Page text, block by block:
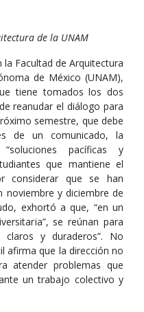
de la UNAM
Facultad de Arquitectura
de México (UNAM),
tiene tomados los dos
reanudar el diálogo para
semestre, que debe
de un comunicado, la
pacíficas y
que mantiene el
considerar que se han
noviembre y diciembre de
exhortó a que, “en un
se reúnan para
claros y duraderos”. No
afirma que la dirección no
atender problemas que
un trabajo colectivo y